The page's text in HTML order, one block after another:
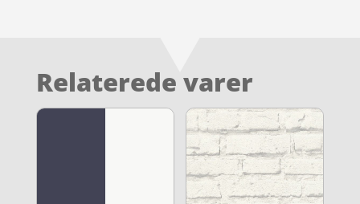
Relaterede varer